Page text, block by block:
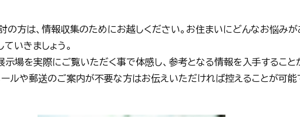
の方は、情報収集のためにお越しください。お住まいにどんなお悩みが
いきましょう。
示場を実際にご覧いただく事で体感し、参考となる情報を入手すること
ルや郵送のご案内が不要な方はお伝えいただければ控えることが可能